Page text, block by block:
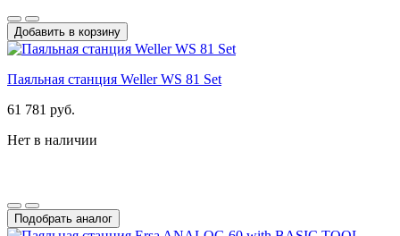
Добавить в корзину
Паяльная станция Weller WS 81 Set
61 781 руб.
Нет в наличии
Подобрать аналог